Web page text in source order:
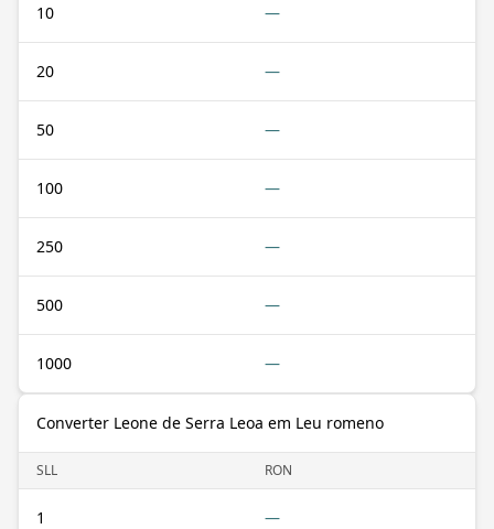
10 —
20 —
50 —
100 —
250 —
500 —
1000 —
Converter Leone de Serra Leoa em Leu romeno
SLL RON
1 —